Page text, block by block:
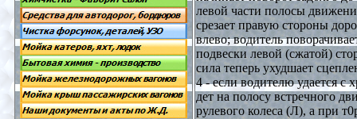
левой части полосы
срезает правую стороны
влево; водитель
подвески левой (сжатой)
сила теперь ухудшает
4 - если водителю удается с
дет на полосу встречного
рулевого колеса (Л), а при